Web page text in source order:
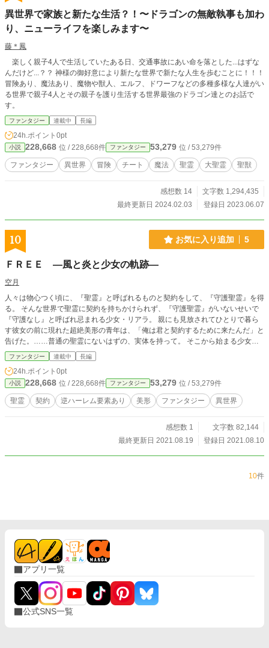
人公であるミラクーロ・フィリオス・アイオリア様の視点で
描かれています。文中におけるご不明点、ご不快な点、ご理
さい。この問い合わせの内容による不敬罪等の罪は不問とさ
せていただきますので、ふるってご応募ください。 ※お問
い合せいただいた方の中から、抽選で5名の方に、アイオリア
で見る洞窟湖上大花火大会へのご招待券があたります。 ※
容赦願います。
異世界で家族と新たな生活？！〜ドラゴンの無敵執事も加わ
り、ニューライフを楽しみます〜
藤＊鳳
楽しく親子4人で生活していたある日、交通事故にあい命を落とした...はずな
んだけど...？？ 神様の御好意により新たな世界で新たな人生を歩むことに！！！
冒険あり、魔法あり、魔物や獣人、エルフ、ドワーフなどの多種多様な人達がい
る世界で親子4人とその親子を護り生活する世界最強のドラゴン達とのお話で
す。
ファンタジー 連載中 長編
24h.ポイント 0pt
小説 228,668 位 / 228,668件 ファンタジー 53,279 位 / 53,279件
ファンタジー 異世界 冒険 チート 魔法 聖霊 大聖霊 聖獣
感想数 14
文字数 1,294,435
最終更新日 2024.02.03
登録日 2023.06.07
10 お気に入り追加 5
ＦＲＥＥ ―風と炎と少女の軌跡―
空月
人々は物心つく頃に、『聖霊』と呼ばれるものと契約をして、『守護聖霊』を得
る。 そんな世界で聖霊に契約を持ちかけられず、『守護聖霊』がいないせいで
『守護なし』と呼ばれ忌まれる少女・リアラ。 親にも見放されてひとりで暮ら
す彼女の前に現れた超絶美形の青年は、「俺は君と契約するために来たんだ」と
告げた。……普通の聖霊にないはずの、実体を持って。 そこから始まる少女と
聖霊の、軌跡の話。
ファンタジー 連載中 長編
24h.ポイント 0pt
小説 228,668 位 / 228,668件 ファンタジー 53,279 位 / 53,279件
聖霊 契約 逆ハーレム要素あり 美形 ファンタジー 異世界
感想数 1
文字数 82,144
最終更新日 2021.08.19
登録日 2021.08.10
10件
アプリ一覧
公式SNS一覧